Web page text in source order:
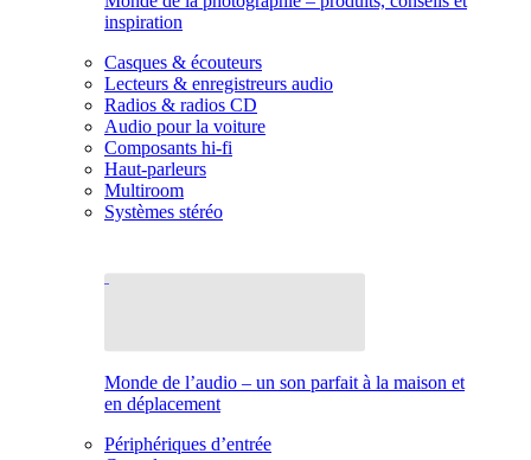
inspiration
Casques & écouteurs
Lecteurs & enregistreurs audio
Radios & radios CD
Audio pour la voiture
Composants hi-fi
Haut-parleurs
Multiroom
Systèmes stéréo
Monde de l’audio – un son parfait à la maison et
en déplacement
Périphériques d’entrée